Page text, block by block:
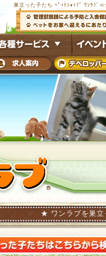
巣立った子たち ﾍﾟｯﾄｼｮｯﾌﾟ ﾜﾝﾗﾌﾞ
★ ワンラブを巣立って